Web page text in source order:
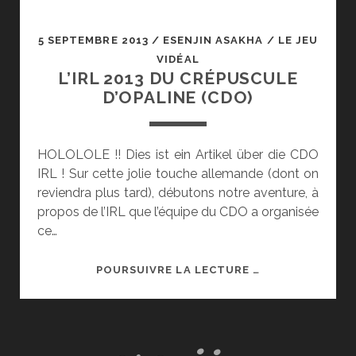
5 SEPTEMBRE 2013 / ESENJIN ASAKHA / LE JEU
VIDÉAL
L’IRL 2013 DU CRÉPUSCULE
D’OPALINE (CDO)
HOLOLOLE !! Dies ist ein Artikel über die CDO
IRL ! Sur cette jolie touche allemande (dont on
reviendra plus tard), débutons notre aventure, à
propos de l’IRL que l’équipe du CDO a organisée
ce…
POURSUIVRE LA LECTURE …